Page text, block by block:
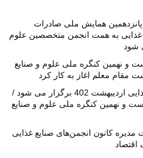
همایش ملی صادرات
غذایی به همت انجمن متخصصین علوم
شود
و نهمین کنگره ملی علوم و صنایع
مقام معلم اغاز به کار کرد
بزرگترین رویداد علمی صنایع غذایی اردیبهشت 402 برگزار می شود /
و نهمین کنگره ملی علوم و صنایع
کانون انجمن‌های صنایع غذایی
اقتصاد